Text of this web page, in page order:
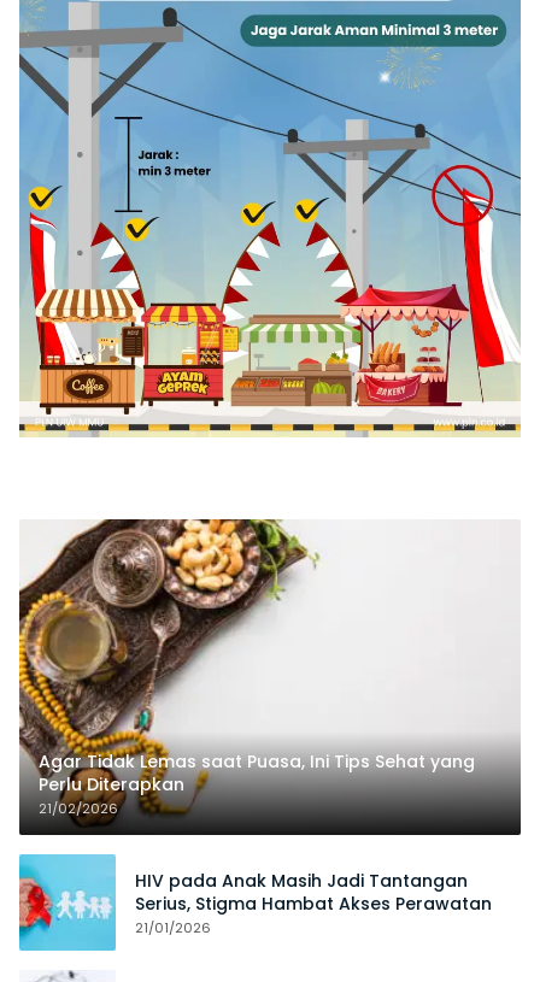
Agar Tidak Lemas saat Puasa, Ini Tips Sehat yang
Perlu Diterapkan
21/02/2026
HIV pada Anak Masih Jadi Tantangan
Serius, Stigma Hambat Akses Perawatan
21/01/2026